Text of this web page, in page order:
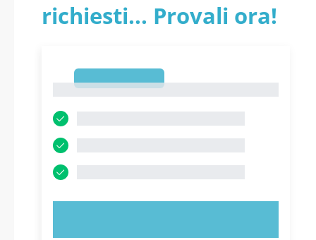
richiesti... Provali ora!